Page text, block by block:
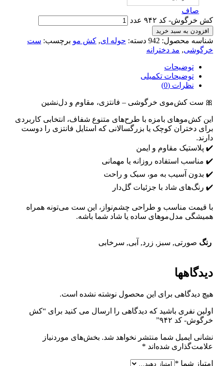
صاف
کش خرگوش- کد ۹۴۲ عدد
افزودن به سبد خرید
شناسه محصول: 942 دسته: حوله ای, کش مو برچسب: ست
خرگوشی, مد دخترانه
توضیحات
توضیحات تکمیلی
نظرات (0)
🎀 ست کش‌موی خرگوشی – فانتزی، مقاوم و دل‌نشین
این کش‌موهای بامزه با طرح‌های متنوع شفاف، انتخابی کاربردی
برای دختران کوچک یا بزرگسالانی که استایل فانتزی را دوست
دارند.
✔️ پلاستیک مقاوم و ایمن
✔️ مناسب استفاده روزانه یا مهمانی
✔️ بدون آسیب به مو، سبک و راحت
✔️ رنگ‌های شاد با جزئیات گل‌دار
با قیمت مناسب و طراحی چشم‌نواز، این ست می‌تونه همراه
همیشگی مدل‌موهای ساده یا شاد شما باشه.
رنگ صورتی, سبز, زرد, آبی, سرخابی
دیدگاهها
هیچ دیدگاهی برای این محصول نوشته نشده است.
اولین نفری باشید که دیدگاهی را ارسال می کنید برای “کش
خرگوش- کد ۹۴۲”
نشانی ایمیل شما منتشر نخواهد شد. بخش‌های موردنیاز
علامت‌گذاری شده‌اند *
امتیاز شما *